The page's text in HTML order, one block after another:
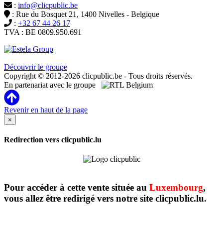
: info@clicpublic.be
: Rue du Bosquet 21, 1400 Nivelles - Belgique
: +32 67 44 26 17
TVA : BE 0809.950.691
Découvrir le groupe
Copyright © 2012-2026 clicpublic.be - Tous droits réservés.
En partenariat avec le groupe
Revenir en haut de la page
×
Redirection vers clicpublic.lu
Pour accéder à cette vente située au Luxembourg,
vous allez être redirigé vers notre site clicpublic.lu.